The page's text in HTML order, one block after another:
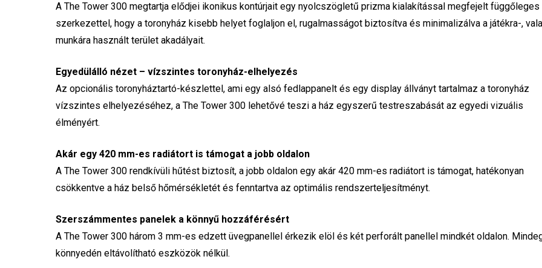
A The Tower 300 megtartja elődjei ikonikus kontúrjait egy nyolcszögletű prizma kialakítással megfejelt függőleges
szerkezettel, hogy a toronyház kisebb helyet foglaljon el, rugalmasságot biztosítva és minimalizálva a játékra-,
munkára használt terület akadályait.
Egyedülálló nézet – vízszintes toronyház-elhelyezés
Az opcionális toronyháztartó-készlettel, ami egy alsó fedlappanelt és egy display állványt tartalmaz a toronyház
vízszintes elhelyezéséhez, a The Tower 300 lehetővé teszi a ház egyszerű testreszabását az egyedi vizuális
élményért.
Akár egy 420 mm-es radiátort is támogat a jobb oldalon
A The Tower 300 rendkívüli hűtést biztosít, a jobb oldalon egy akár 420 mm-es radiátort is támogat, hatékonyan
csökkentve a ház belső hőmérsékletét és fenntartva az optimális rendszerteljesítményt.
Szerszámmentes panelek a könnyű hozzáférésért
A The Tower 300 három 3 mm-es edzett üvegpanellel érkezik elöl és két perforált panellel mindkét oldalon.
könnyedén eltávolítható eszközök nélkül.